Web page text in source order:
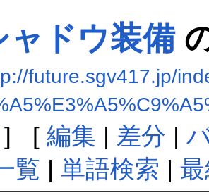
ャドウ装備
future.sgv417.jp/
[ 編集 | 差分 |
覧 | 単語検索 |